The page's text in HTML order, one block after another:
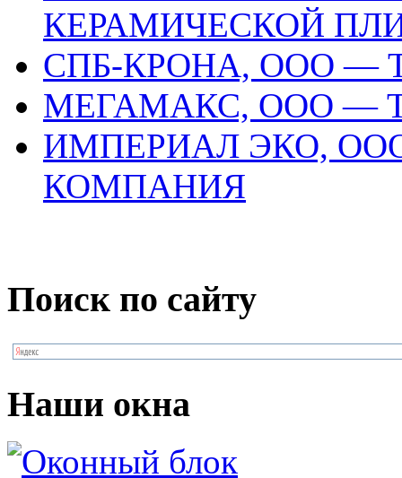
КЕРАМИЧЕСКОЙ
СПБ-КРОНА, ООО —
МЕГАМАКС, ООО —
ИМПЕРИАЛ ЭКО,
КОМПАНИЯ
Поиск по сайту
Наши окна